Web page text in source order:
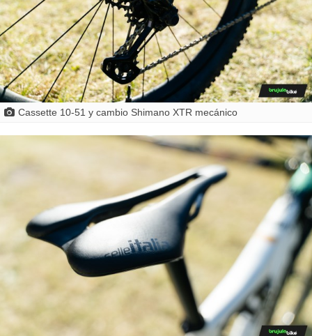
Cassette 10-51 y cambio Shimano XTR mecánico